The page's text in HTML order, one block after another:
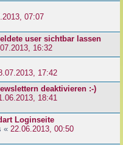
07:07
user sichtbar lassen
16:32
17:42
deaktivieren :-)
18:41
Loginseite
« 22.06.2013, 00:50